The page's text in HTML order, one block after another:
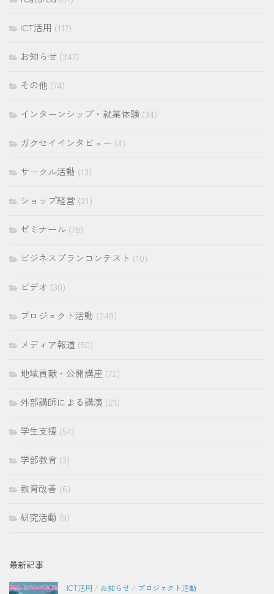
ICT活用 (117)
お知らせ (247)
その他 (74)
インターンシップ・就業体験 (34)
ガクセイインタビュー (4)
サークル活動 (13)
ショップ経営 (21)
ゼミナール (78)
ビジネスプランコンテスト (10)
ビデオ (30)
プロジェクト活動 (248)
メディア報道 (50)
地域貢献・公開講座 (72)
外部講師による講演 (21)
学生支援 (54)
学部教育 (3)
教育改善 (6)
研究活動 (9)
最新記事
ICT活用 / お知らせ / プロジェクト活動